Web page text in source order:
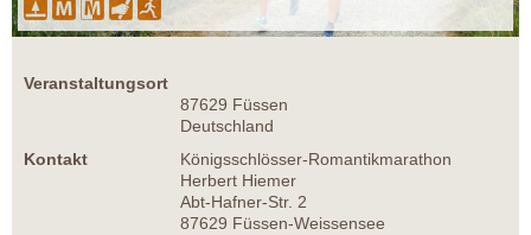
Veranstaltungsort
87629 Füssen
Deutschland
Kontakt
Königsschlösser-Romantikmarathon
Herbert Hiemer
Abt-Hafner-Str. 2
87629 Füssen-Weissensee